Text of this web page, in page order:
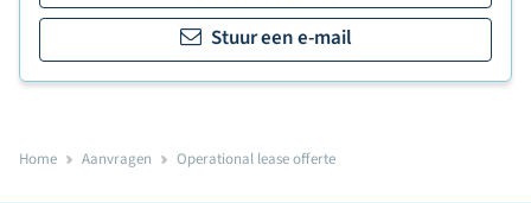
Stuur een e-mail
Home Aanvragen Operational lease offerte